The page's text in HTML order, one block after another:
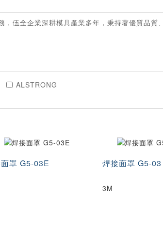
，伍全企業深耕模具產業多年，秉持著優質品
ALSTRONG
罩 G5-03E 焊接面罩 G5-
3M